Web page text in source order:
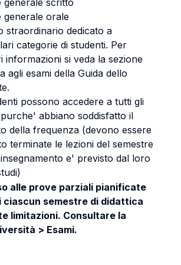
generale scritto
generale orale
straordinario dedicato a
categorie di studenti. Per
informazioni si veda la sezione
agli esami della Guida dello
possono accedere a tutti gli
abbiano soddisfatto il
della frequenza (devono essere
terminate le lezioni del semestre
e' previsto dal loro
alle prove parziali pianificate
ciascun semestre di didattica
limitazioni. Consultare la
> Esami.